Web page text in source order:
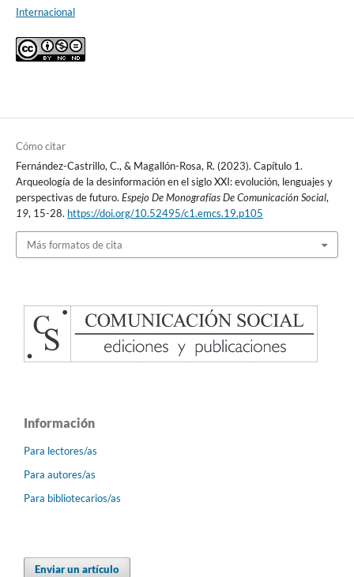
Internacional
Cómo citar
Fernández-Castrillo, C., & Magallón-Rosa, R. (2023). Capítulo 1.
Arqueología de la desinformación en el siglo XXI: evolución, lenguajes y
perspectivas de futuro. Espejo De Monografías De Comunicación Social,
19, 15-28. https://doi.org/10.52495/c1.emcs.19.p105
Más formatos de cita
Información
Para lectores/as
Para autores/as
Para bibliotecarios/as
Enviar un artículo